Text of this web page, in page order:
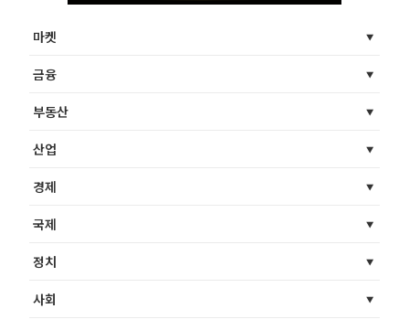
마켓
금융
부동산
산업
경제
국제
정치
사회